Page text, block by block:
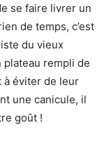
se faire livrer un
de temps, c’est
du vieux
rempli de
à éviter de leur
une canicule, il
goût !